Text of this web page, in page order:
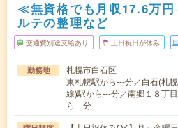
≪無資格でも月収17.6万
ルテの整理など
交通費別途支給あり 土日祝日が休み
勤務地
札幌市白石区
東札幌駅から---分／白石(札
線)駅から---分／南郷１８丁
ら---分